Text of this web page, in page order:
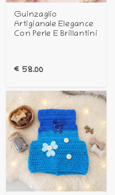
Guinzaglio
Artigianale Elegance
Con Perle E Brillantini
€ 58.00